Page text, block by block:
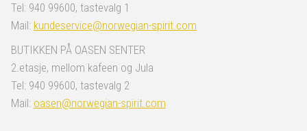
Tel: 940 99600, tastevalg 1
Mail: kundeservice@norwegian-spirit.com
BUTIKKEN PÅ OASEN SENTER
2.etasje, mellom kafeen og Jula
Tel: 940 99600, tastevalg 2
Mail: oasen@norwegian-spirit.com